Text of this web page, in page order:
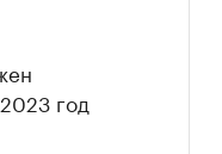
год